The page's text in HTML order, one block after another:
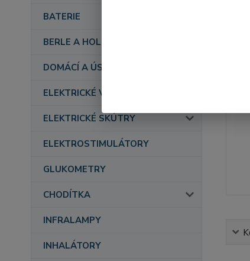
BATERIE
BERLE A HOLE
DOMÁCÍ A ÚSTAVNÍ PÉČE
ELEKTRICKÉ VOZÍKY
ELEKTRICKÉ SKÚTRY
ELEKTROSTIMULÁTORY
GLUKOMETRY
CHODÍTKA
INFRALAMPY
INHALÁTORY